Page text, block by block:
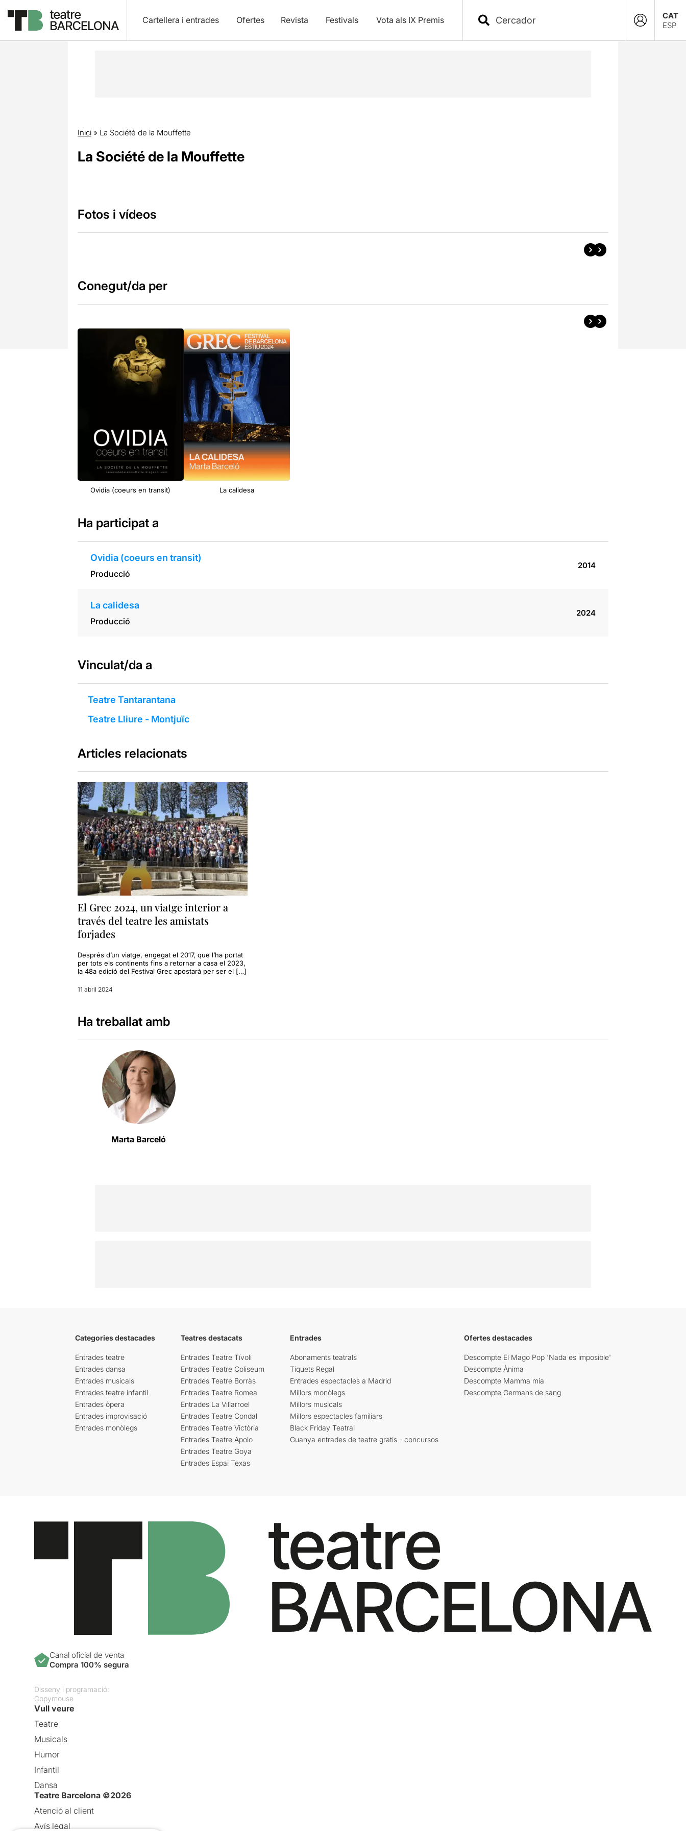
Cartellera i entrades Ofertes Revista Festivals Vota als IX Premis
CAT
ESP
Inici» La Société de la Mouffette
La Société de la Mouffette
Fotos i vídeos
Conegut/da per
Ovidia (coeurs en transit) La calidesa
Ha participat a
Ovidia (coeurs en transit)
Producció
2014
La calidesa
Producció
2024
Vinculat/da a
Teatre Tantarantana
Teatre Lliure - Montjuïc
Articles relacionats
El Grec 2024, un viatge interior a
través del teatre les amistats
forjades
Després d’un viatge, engegat el 2017, que l’ha portat
per tots els continents fins a retornar a casa el 2023,
la 48a edició del Festival Grec apostarà per ser el […]
11 abril 2024
Ha treballat amb
Marta Barceló
Categories destacades
Entrades teatre
Entrades dansa
Entrades musicals
Entrades teatre infantil
Entrades òpera
Entrades improvisació
Entrades monòlegs
Teatres destacats
Entrades Teatre Tívoli
Entrades Teatre Coliseum
Entrades Teatre Borràs
Entrades Teatre Romea
Entrades La Villarroel
Entrades Teatre Condal
Entrades Teatre Victòria
Entrades Teatre Apolo
Entrades Teatre Goya
Entrades Espai Texas
Entrades
Abonaments teatrals
Tiquets Regal
Entrades espectacles a Madrid
Millors monòlegs
Millors musicals
Millors espectacles familiars
Black Friday Teatral
Guanya entrades de teatre gratis - concursos
Ofertes destacades
Descompte El Mago Pop 'Nada es imposible'
Descompte Ànima
Descompte Mamma mia
Descompte Germans de sang
Canal oficial de venta
Compra 100% segura
Disseny i programació:
Copymouse
Vull veure
Teatre
Musicals
Humor
Infantil
Dansa
Teatre Barcelona ©2026
Atenció al client
Avís legal